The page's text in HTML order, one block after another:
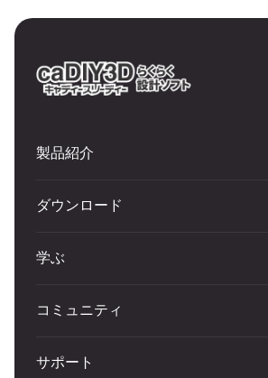
製品紹介
ダウンロード
学ぶ
コミュニティ
サポート